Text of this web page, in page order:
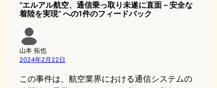
“エルアル航空、通信乗っ取り未遂に直面 – 安全な
着陸を実現” への1件のフィードバック
山本 拓也
2024年2月22日
この事件は、航空業界における通信システムの